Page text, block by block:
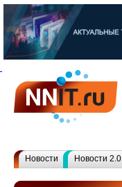
Новости Новости 2.0